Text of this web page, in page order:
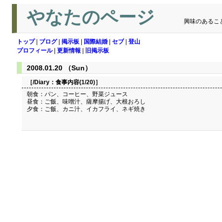
やなたのページ 興味のあるこ
トップ| ブログ| 掲示板 国際結婚 セブ| 登山
プロフィール| 更新情報 旧掲示板
2008.01.20 （Sun）
［/Diary： 食事内容(1/20)］
朝食：パン、コーヒー、野菜ジュース
昼食：ご飯、味噌汁、薩摩揚げ、大根おろし
夕食：ご飯、カニ汁、イカフライ、ネギ焼き